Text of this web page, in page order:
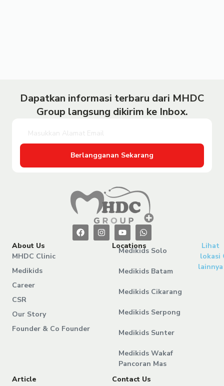
Dapatkan informasi terbaru dari MHDC
Group langsung dikirim ke Inbox.
Berlangganan Sekarang
About Us
MHDC Clinic
Medikids
Career
CSR
Our Story
Founder & Co Founder
Locations
Medikids Solo
Medikids Batam
Medikids Cikarang
Medikids Serpong
Medikids Sunter
Medikids Wakaf
Pancoran Mas
Lihat
lokasi
lainnya
Article
Contact Us